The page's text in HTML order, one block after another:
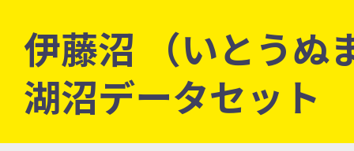
伊藤沼 （いとう
湖沼データセット